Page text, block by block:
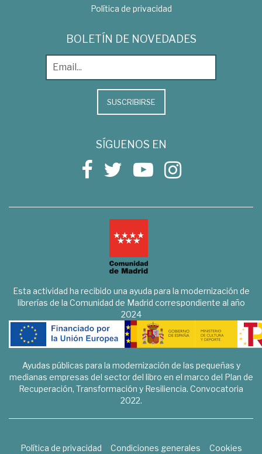
Política de privacidad
BOLETÍN DE NOVEDADES
SUSCRIBIRSE
SÍGUENOS EN
Esta actividad ha recibido una ayuda para la modernización de
librerías de la Comunidad de Madrid correspondiente al año
2024
Ayudas públicas para la modernización de las pequeñas y
medianas empresas del sector del libro en el marco del Plan de
Recuperación, Transformación y Resiliencia. Convocatoria
2022.
Política de privacidad Condiciones generales
Cookies